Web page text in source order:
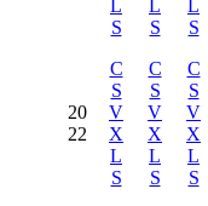
L
S
L
S
L
S
20
22
C
S
V
X
L
S
C
S
V
X
L
S
C
S
V
X
L
S